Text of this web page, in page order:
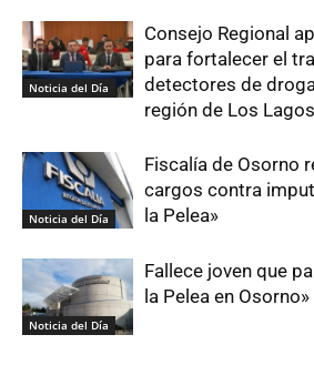
Noticia del Día
Consejo Regional
para fortalecer el
detectores de
región de Los Lagos
Noticia del Día
Fiscalía de Osorno
cargos contra
la Pelea»
Noticia del Día
Fallece joven que
la Pelea en Osorno»